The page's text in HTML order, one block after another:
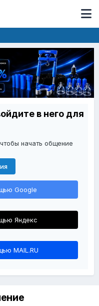
в него для
начать общение
Google
Яндекс
MAIL.RU